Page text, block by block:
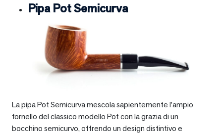
Pipa Pot Semicurva
La pipa Pot Semicurva mescola sapientemente l’ampio
fornello del classico modello Pot con la grazia di un
bocchino semicurvo, offrendo un design distintivo e